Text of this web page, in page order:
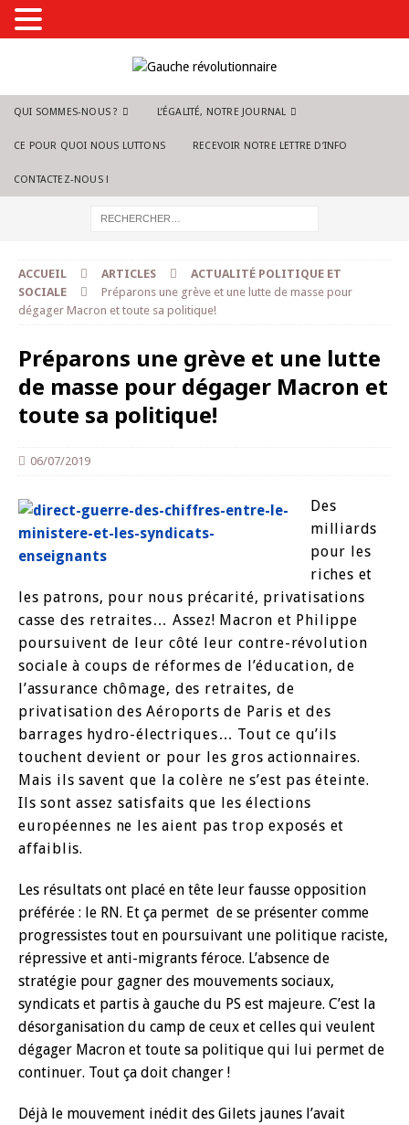
QUI SOMMES-NOUS ? L’ÉGALITÉ, NOTRE JOURNAL
CE POUR QUOI NOUS LUTTONS RECEVOIR NOTRE LETTRE D’INFO
CONTACTEZ-NOUS !
ACCUEIL ARTICLES
ACTUALITÉ POLITIQUE ET
SOCIALE
Préparons une grève et une lutte de masse pour
dégager Macron et toute sa politique!
Préparons une grève et une lutte
de masse pour dégager Macron et
toute sa politique!
06/07/2019
Des
milliards
pour les
riches et
les patrons, pour nous précarité, privatisations
casse des retraites… Assez! Macron et Philippe
poursuivent de leur côté leur contre-révolution
sociale à coups de réformes de l’éducation, de
l’assurance chômage, des retraites, de
privatisation des Aéroports de Paris et des
barrages hydro-électriques… Tout ce qu’ils
touchent devient or pour les gros actionnaires.
Mais ils savent que lacolère ne s’est pas éteinte.
Ils sont assezsatisfaits que les élections
européennes ne les aient pas trop exposés et
affaiblis.
Les résultats ont placé en tête leur fausse opposition
préférée : le RN. Et ça permet de se présenter comme
progressistes tout en poursuivant une politique raciste,
répressive et anti-migrants féroce. L’absence de
stratégie pour gagner des mouvements sociaux,
syndicats et partis à gauche du PS est majeure. C’est la
désorganisation du camp de ceux et celles qui veulent
dégager Macron et toute sa politique qui lui permet de
continuer. Tout ça doit changer !
Déjà le mouvement inédit des Gilets jaunes l’avait